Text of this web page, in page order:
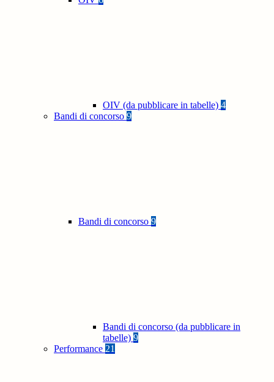
OIV (da pubblicare in tabelle) 4
Bandi di concorso 9
Bandi di concorso 9
Bandi di concorso (da pubblicare in
tabelle) 9
Performance 21